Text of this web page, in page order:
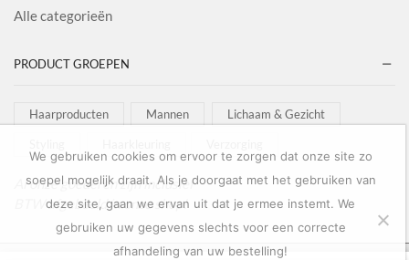
Alle categorieën
PRODUCT GROEPEN
Haarproducten Mannen Lichaam & Gezicht
Al onze goederen zijn inclusief
BTW afgebeeld in onze shop!
We gebruiken cookies om ervoor te zorgen dat onze site zo
soepel mogelijk draait. Als je doorgaat met het gebruiken van
deze site, gaan we ervan uit dat je ermee instemt. We
gebruiken uw gegevens slechts voor een correcte
afhandeling van uw bestelling!